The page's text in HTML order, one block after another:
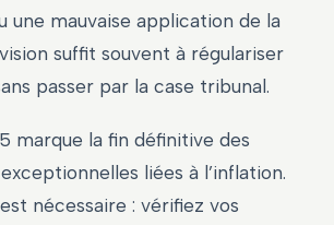
une mauvaise application de la
suffit souvent à régulariser
passer par la case tribunal.
marque la fin définitive des
liées à l’inflation.
nécessaire : vérifiez vos